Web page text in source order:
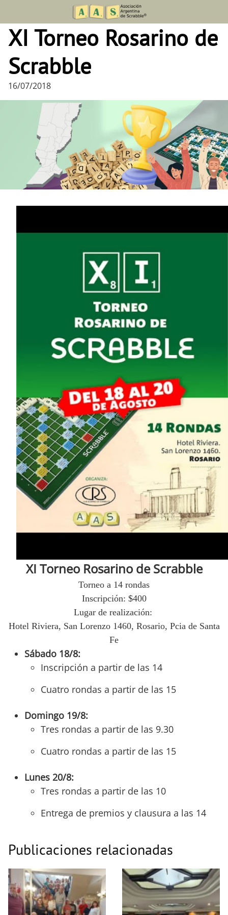
content
XI Torneo Rosarino de
Scrabble
16/07/2018
XI Torneo Rosarino de Scrabble
Torneo a 14 rondas
Inscripción: $400
Lugar de realización:
Hotel Riviera, San Lorenzo 1460, Rosario, Pcia de Santa
Fe
Sábado 18/8:
Inscripción a partir de las 14
Cuatro rondas a partir de las 15
Domingo 19/8:
Tres rondas a partir de las 9.30
Cuatro rondas a partir de las 15
Lunes 20/8:
Tres rondas a partir de las 10
Entrega de premios y clausura a las 14
Publicaciones relacionadas